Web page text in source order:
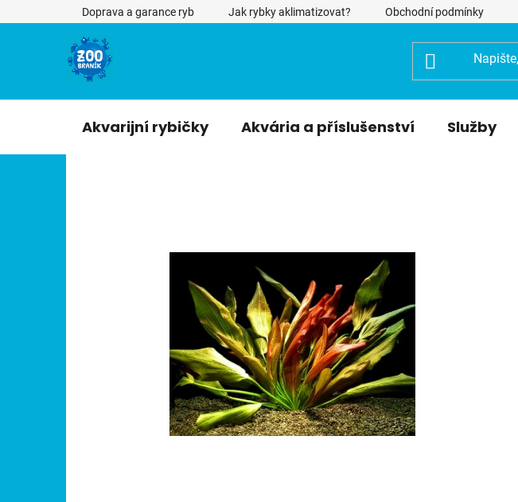
na
Doprava a garance ryb Jak rybky aklimatizovat? Obchodní podmínky
Akvarijní rybičky Akvária a příslušenství Služby